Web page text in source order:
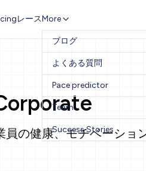
レースMore
ブログ
よくある質問
Pace predictor
Team
Success Stories
の健康、モチベーショ